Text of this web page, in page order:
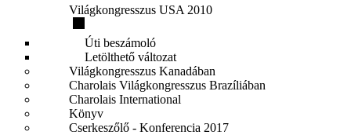
Világkongresszus USA 2010
Úti beszámoló
Letölthető változat
Világkongresszus Kanadában
Charolais Világkongresszus Brazíliában
Charolais International
Könyv
Cserkeszőlő - Konferencia 2017